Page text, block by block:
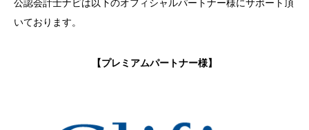
公認会計士ナビは以下のオフィシャルパートナー様にサポート頂
いております。
【プレミアムパートナー様】